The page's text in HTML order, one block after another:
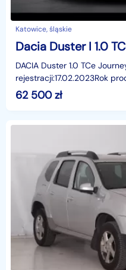
Katowice, śląskie
Dacia Duster I 1.0
DACIA Duster 1.0 TCe
rejestracji:17.02.2023Rok
62 500zł